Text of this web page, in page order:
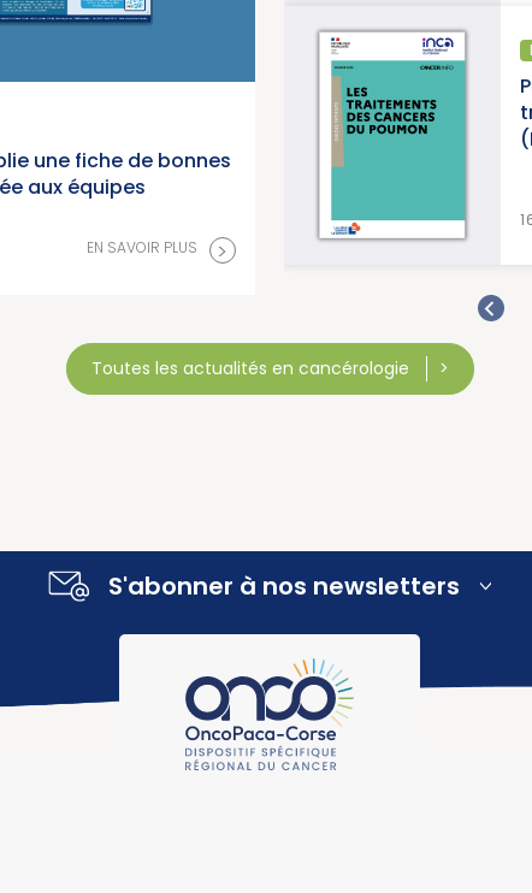
une fiche de bonnes
aux équipes
EN SAVOIR PLUS >
INFORMATION PATIENTS
Publication d’un guide
traitements des
(Institut National du
16/07/2026
Toutes les actualités en cancérologie
S'abonner à nos newsletters